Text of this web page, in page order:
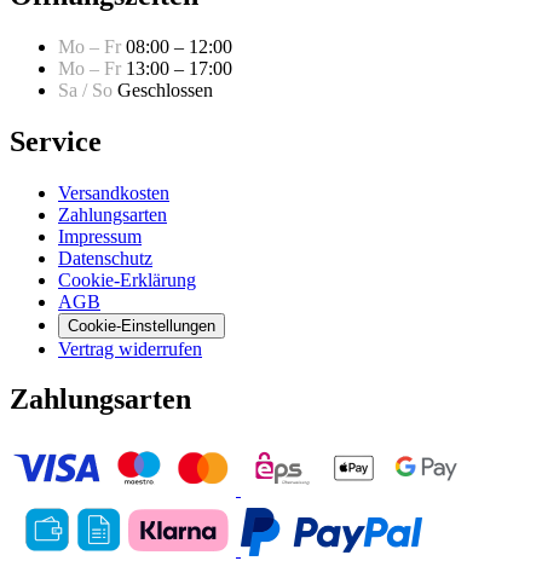
Mo – Fr 08:00 – 12:00
Mo – Fr 13:00 – 17:00
Sa / So Geschlossen
Service
Versandkosten
Zahlungsarten
Impressum
Datenschutz
Cookie-Erklärung
AGB
Cookie-Einstellungen
Vertrag widerrufen
Zahlungsarten